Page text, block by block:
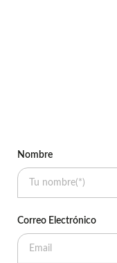
Nombre
Correo Electrónico